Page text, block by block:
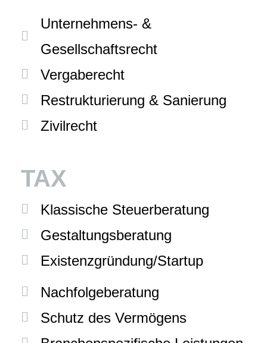
Unternehmens- &
Gesellschaftsrecht
Vergaberecht
Restrukturierung & Sanierung
Zivilrecht
TAX
Klassische Steuerberatung
Gestaltungsberatung
Existenzgründung/Startup
Nachfolgeberatung
Schutz des Vermögens